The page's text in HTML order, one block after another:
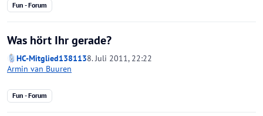
Fun - Forum
Was hört Ihr gerade?
HC-Mitglied1381138. Juli 2011, 22:22
Armin van Buuren
Fun - Forum